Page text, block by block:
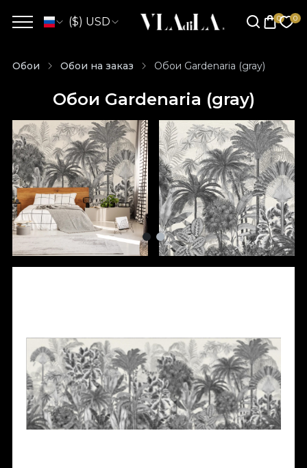
($) USD
Обои Обои на заказ Обои Gardenaria (gray)
Обои Gardenaria (gray)